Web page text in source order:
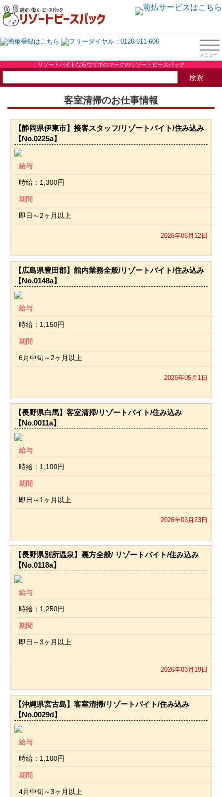
リゾートバイトならウサギのマークのリゾートピースパック
客室清掃のお仕事情報
【静岡県伊東市】接客スタッフ/リゾートバイト/住み込み
【No.0225a】
給与
時給：1,300円
期間
即日～2ヶ月以上
2026年06月12日
【広島県豊田郡】館内業務全般/リゾートバイト/住み込み
【No.0148a】
給与
時給：1,150円
期間
6月中旬～2ヶ月以上
2026年05月1日
【長野県白馬】客室清掃/リゾートバイト/住み込み
【No.0011a】
給与
時給：1,100円
期間
即日～1ヶ月以上
2026年03月23日
【長野県別所温泉】裏方全般/ リゾートバイト/住み込み
【No.0118a】
給与
時給：1,250円
期間
即日～3ヶ月以上
2026年03月19日
【沖縄県宮古島】客室清掃/リゾートバイト/住み込み
【No.0029d】
給与
時給：1,100円
期間
4月中旬～3ヶ月以上